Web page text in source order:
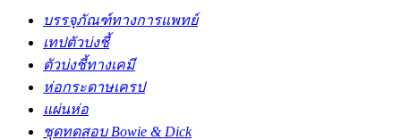
บรรจุภัณฑ์ทางการแพทย์
เทปตัวบ่งชี้
ตัวบ่งชี้ทางเคมี
ห่อกระดาษเครป
แผ่นห่อ
ชุดทดสอบ Bowie & Dick